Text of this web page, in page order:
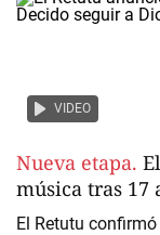
VIDEO
Nueva etapa.
música tras 17
El Retutu